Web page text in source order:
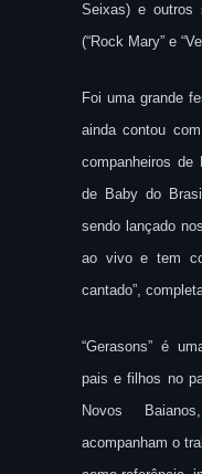
Seixas) e
(“Rock Mary” e
Foi uma grande
ainda contou
companheiros de
de Baby do
sendo lançado
ao vivo e tem
cantado”,
“Gerasons” é
pais e filhos no
Novos
acompanham o